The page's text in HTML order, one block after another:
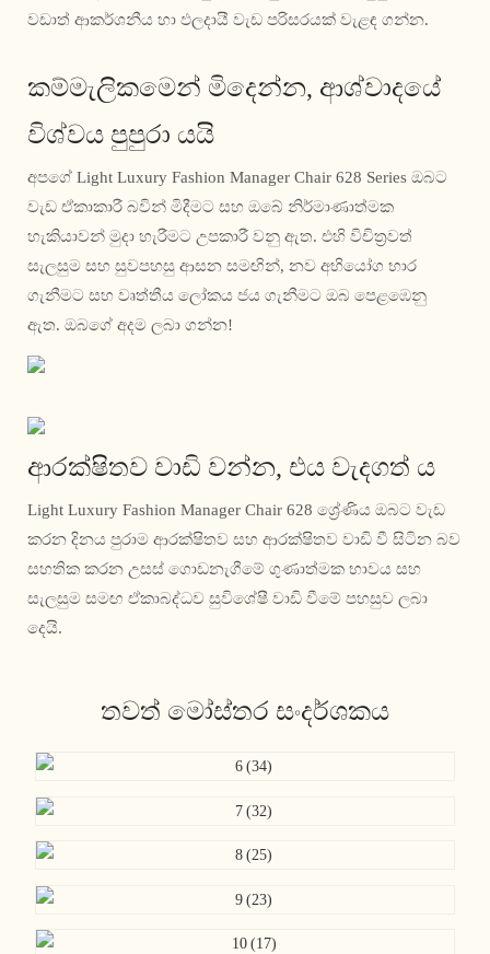
වඩාත් ආකර්ශනීය හා ඵලදායී වැඩ පරිසරයක් වැළඳ ගන්න.
කම්මැලිකමෙන් මිදෙන්න, ආශ්වාදයේ
විශ්වය පුපුරා යයි
අපගේ Light Luxury Fashion Manager Chair 628 Series ඔබට
වැඩ ඒකාකාරී බවින් මිදීමට සහ ඔබේ නිර්මාණාත්මක
හැකියාවන් මුදා හැරීමට උපකාරී වනු ඇත. එහි විචිත්‍රවත්
සැලසුම සහ සුවපහසු ආසන සමඟින්, නව අභියෝග භාර
ගැනීමට සහ වෘත්තීය ලෝකය ජය ගැනීමට ඔබ පෙළඹෙනු
ඇත. ඔබගේ අදම ලබා ගන්න!
ආරක්ෂිතව වාඩි වන්න, එය වැදගත් ය
Light Luxury Fashion Manager Chair 628 ශ්‍රේණිය ඔබට වැඩ
කරන දිනය පුරාම ආරක්ෂිතව සහ ආරක්ෂිතව වාඩි වී සිටින බව
සහතික කරන උසස් ගොඩනැගීමේ ගුණාත්මක භාවය සහ
සැලසුම සමඟ ඒකාබද්ධව සුවිශේෂී වාඩි වීමේ පහසුව ලබා
දෙයි.
තවත් මෝස්තර සංදර්ශකය